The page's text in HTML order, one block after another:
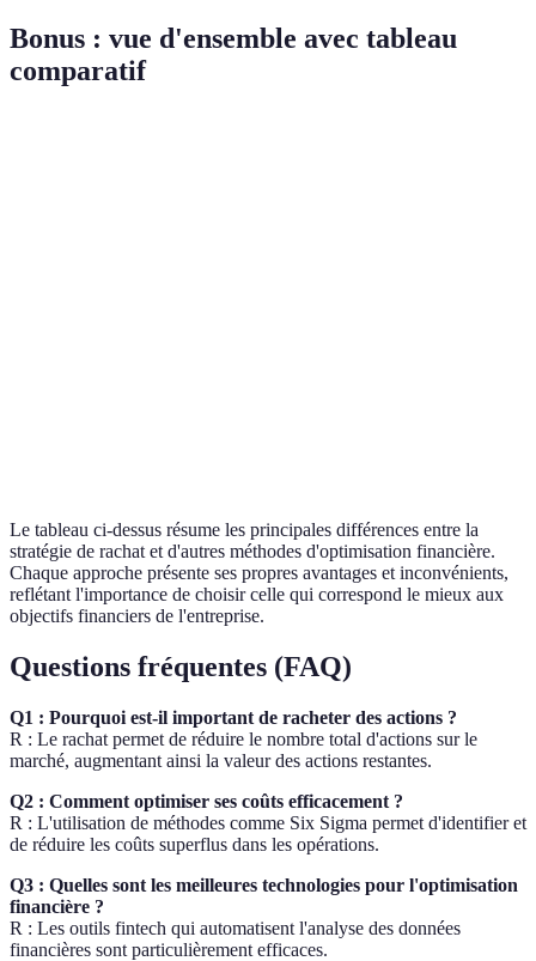
Bonus : vue d'ensemble avec tableau
comparatif
Le tableau ci-dessus résume les principales différences entre la
stratégie de rachat et d'autres méthodes d'optimisation financière.
Chaque approche présente ses propres avantages et inconvénients,
reflétant l'importance de choisir celle qui correspond le mieux aux
objectifs financiers de l'entreprise.
Questions fréquentes (FAQ)
Q1 : Pourquoi est-il important de racheter des actions ?
R : Le rachat permet de réduire le nombre total d'actions sur le
marché, augmentant ainsi la valeur des actions restantes.
Q2 : Comment optimiser ses coûts efficacement ?
R : L'utilisation de méthodes comme Six Sigma permet d'identifier et
de réduire les coûts superflus dans les opérations.
Q3 : Quelles sont les meilleures technologies pour l'optimisation
financière ?
R : Les outils fintech qui automatisent l'analyse des données
financières sont particulièrement efficaces.